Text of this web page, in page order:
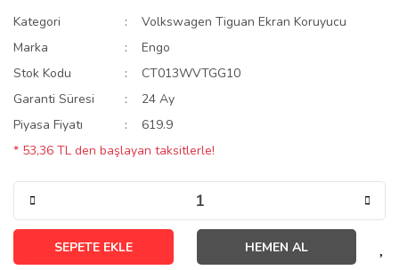
Kategori
Volkswagen Tiguan Ekran Koruyucu
Marka
Engo
Stok Kodu
CT013WVTGG10
Garanti Süresi
24 Ay
Piyasa Fiyatı
619.9
* 53,36 TL den başlayan taksitlerle!
SEPETE EKLE HEMEN AL